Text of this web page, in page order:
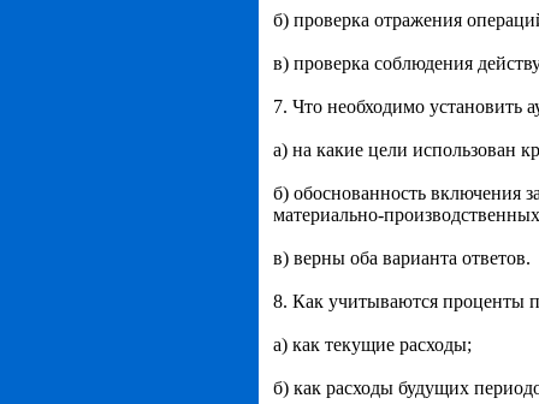
б) проверка отражения
в) проверка соблюдения
7. Что необходимо установить
а) на какие цели использован
б) обоснованность включения
материально-производственных
в) верны оба варианта ответов.
8. Как учитываются проценты
а) как текущие расходы;
б) как расходы будущих